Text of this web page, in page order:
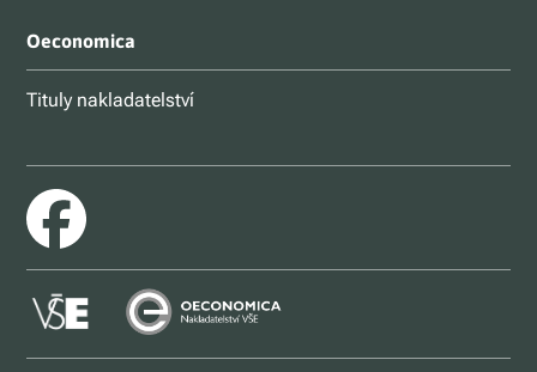
Oeconomica
Tituly nakladatelství